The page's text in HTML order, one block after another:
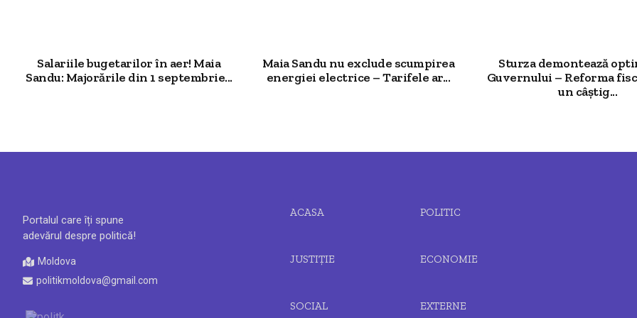
Salariile bugetarilor în aer! Maia
Sandu: Majorările din 1 septembrie...
Maia Sandu nu exclude scumpirea
energiei electrice – Tarifele ar...
Sturza demontează
Guvernului – Reforma
un câștig...
Portalul care îți spune
adevărul despre politică!
Moldova
politikmoldova@gmail.com
ACASA POLITIC
JUSTIȚIE ECONOMIE
SOCIAL EXTERNE